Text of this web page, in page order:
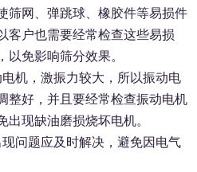
筛网、弹跳球、橡胶件等易损件
客户也需要经常检查这些易损
以免影响筛分效果。
机，激振力较大，所以振动电
整好，并且要经常检查振动电机
出现缺油磨损烧坏电机。
问题应及时解决，避免因电气